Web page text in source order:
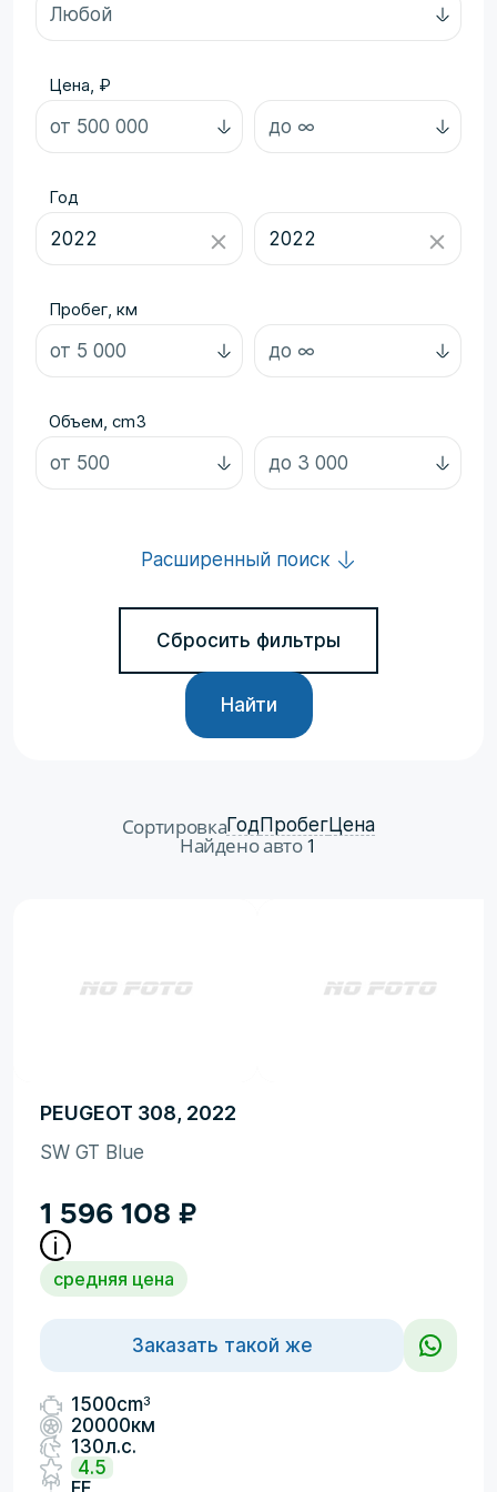
Цена, ₽
Год
Пробег, км
Объем, cm3
Расширенный поиск
Сбросить фильтры
Найти
СортировкаГодПробегЦена
Найдено авто1
PEUGEOT 308, 2022
SW GT Blue
1 596 108 ₽
средняя цена
Заказать такой же
1500cm3
20000км
130л.с.
4.5